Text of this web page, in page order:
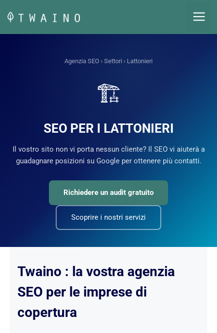
contenuto
Agenzia SEO › Settori › Lattonieri
🏗️
SEO PER I LATTONIERI
Il vostro sito non vi porta nessun cliente? Il SEO vi aiuterà a
guadagnare posizioni su Google per ottenere più contatti.
Richiedere un audit gratuito
Scoprire i nostri servizi
Twaino : la vostra agenzia
SEO per le imprese di
copertura